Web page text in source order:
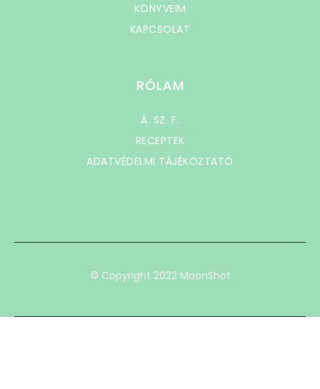
KÖNYVEIM
KAPCSOLAT
RÓLAM
Á. SZ. F.
RECEPTEK
ADATVÉDELMI TÁJÉKOZTATÓ
© Copyright 2022 MoonShot